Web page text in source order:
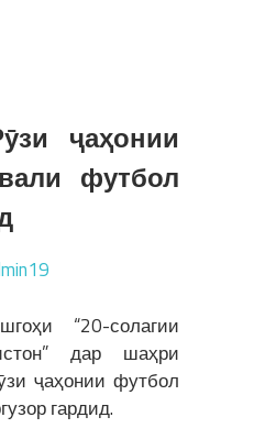
ҷаҳонии
футбол
“20-солагии
дар шаҳри
ҷаҳонии футбол
гардид.